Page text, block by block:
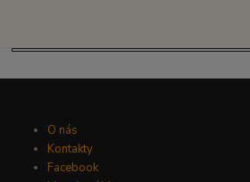
O nás
Kontakty
Facebook